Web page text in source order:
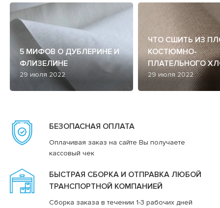
5 МИФОВ О ДУБЛЕРИНЕ И
ФЛИЗЕЛИНЕ
29 июля 2022
ЧТО СШИТЬ ИЗ
КОСТЮМНО-
ПЛАТЕЛЬНОГО
29 июля 2022
БЕЗОПАСНАЯ ОПЛАТА
Оплачивая заказ на сайте Вы получаете
кассовый чек
БЫСТРАЯ СБОРКА И ОТПРАВКА ЛЮБОЙ
ТРАНСПОРТНОЙ КОМПАНИЕЙ
Сборка заказа в течении 1-3 рабочих дней